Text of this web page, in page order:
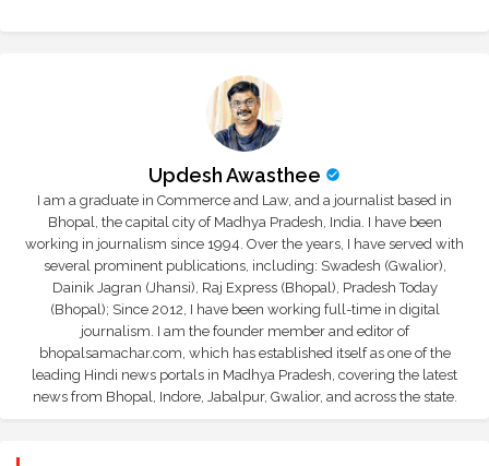
Updesh Awasthee
I am a graduate in Commerce and Law, and a journalist based in
Bhopal, the capital city of Madhya Pradesh, India. I have been
working in journalism since 1994. Over the years, I have served with
several prominent publications, including: Swadesh (Gwalior),
Dainik Jagran (Jhansi), Raj Express (Bhopal), Pradesh Today
(Bhopal); Since 2012, I have been working full-time in digital
journalism. I am the founder member and editor of
bhopalsamachar.com, which has established itself as one of the
leading Hindi news portals in Madhya Pradesh, covering the latest
news from Bhopal, Indore, Jabalpur, Gwalior, and across the state.